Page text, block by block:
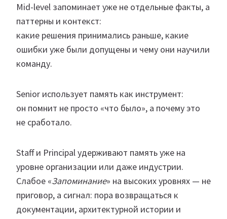
Mid-level запоминает уже не отдельные факты, а
паттерны и контекст:
какие решения принимались раньше, какие
ошибки уже были допущены и чему они научили
команду.
Senior использует память как инструмент:
он помнит не просто «что было», а почему это
не сработало.
Staff и Principal удерживают память уже на
уровне организации или даже индустрии.
Слабое «Запоминание» на высоких уровнях — не
приговор, а сигнал: пора возвращаться к
документации, архитектурной истории и